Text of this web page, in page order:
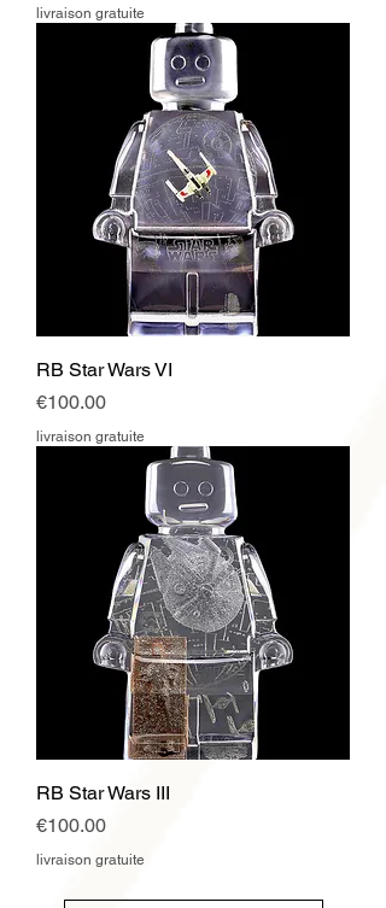
livraison gratuite
RB Star Wars VI
Price
€100.00
livraison gratuite
RB Star Wars III
Price
€100.00
livraison gratuite